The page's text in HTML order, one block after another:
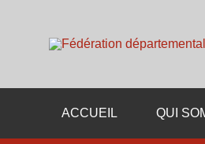
ACCUEIL QUI